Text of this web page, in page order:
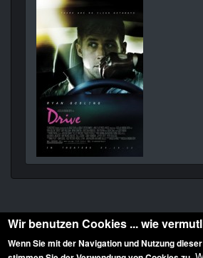
Wir benutzen Cookies ... wie
Wenn Sie mit der Navigation und Nutzung